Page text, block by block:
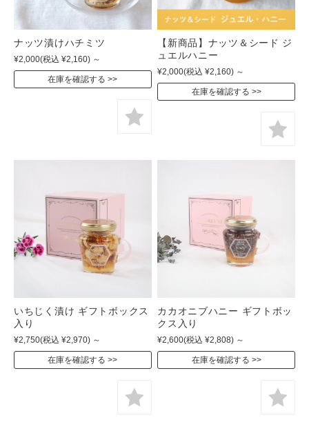
ナッツ漬けハチミツ
¥2,000(税込 ¥2,160) ～
在庫を確認する
【新商品】ナッツ＆シード ジ
ュエルハニー
¥2,000(税込 ¥2,160) ～
在庫を確認する
いちじく漬け ギフトボックス
入り
¥2,750(税込 ¥2,970) ～
在庫を確認する
カカオニブハニー ギフトボッ
クス入り
¥2,600(税込 ¥2,808) ～
在庫を確認する